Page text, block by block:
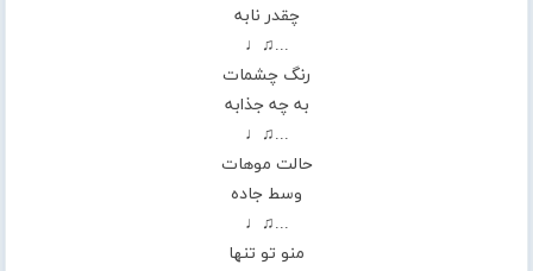
چقدر نابه
...♫♩
رنگ چشمات
به چه جذابه
...♫♩
حالت موهات
وسط جاده
...♫♩
منو تو تنها